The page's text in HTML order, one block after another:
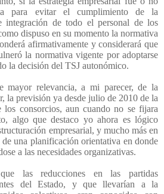
para evitar el cumplimiento de la
integración de todo el personal de los
dispuso en su momento la normativa
afirmativamente y considerará que
la normativa vigente por adoptarse
la decisión del TSJ autonómico.
mayor relevancia, a mi parecer, de la
la previsión ya desde julio de 2010 de la
consorcios, aun cuando no se fijara
algo que destaco yo ahora es lógico
empresarial, y mucho más en
una planificación orientativa en donde
a las necesidades organizativas.
las reducciones en las partidas
del Estado, y que llevarían a la